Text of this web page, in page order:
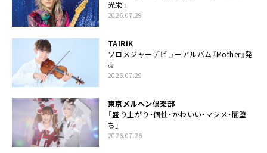
光栄」
2026.07.29
TAIRIK
ソロメジャーデビューアルバム『Mother』発
売
2026.07.29
東京メルヘン倶楽部
「盛り上がり・個性・かわいい・マジメ・闇堕
ち」
2026.07.26